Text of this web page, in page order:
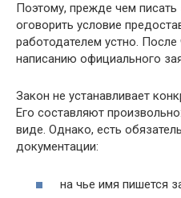
Поэтому, прежде чем
оговорить условие
работодателем устно.
написанию официального
Закон не устанавливает
Его составляют
виде. Однако, есть
документации:
на чье имя пишется